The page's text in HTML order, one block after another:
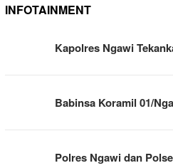
INFOTAINMENT
Kapolres Ngawi
Babinsa Koramil 01/
Polres Ngawi dan